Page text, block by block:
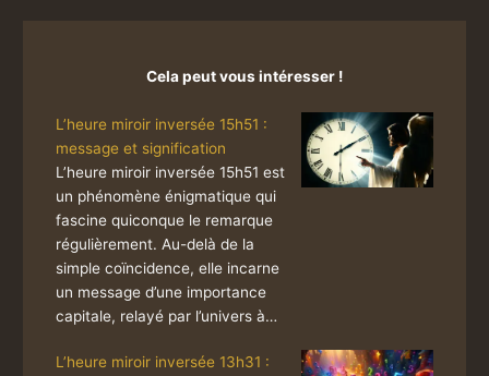
Cela peut vous intéresser !
L’heure miroir inversée 15h51 :
message et signification
L’heure miroir inversée 15h51 est
un phénomène énigmatique qui
fascine quiconque le remarque
régulièrement. Au-delà de la
simple coïncidence, elle incarne
un message d’une importance
capitale, relayé par l’univers à…
L’heure miroir inversée 13h31 :